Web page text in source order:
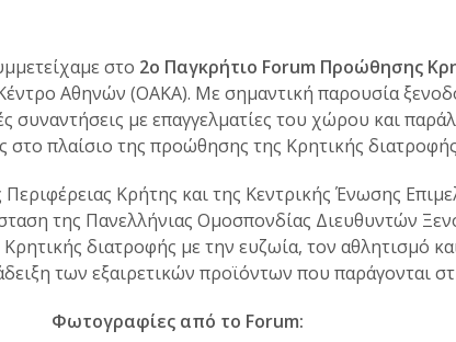
στο 2ο Παγκρήτιο Forum Προώθησης
Αθηνών (ΟΑΚΑ). Με σημαντική παρουσία
συναντήσεις με επαγγελματίες του χώρου και
στο πλαίσιο της προώθησης της Κρητικής
Κρήτης και της Κεντρικής Ένωσης
της Πανελλήνιας Ομοσπονδίας Διευθυντών
διατροφής με την ευζωία, τον αθλητισμό
των εξαιρετικών προϊόντων που παράγονται
Φωτογραφίες από το Forum: